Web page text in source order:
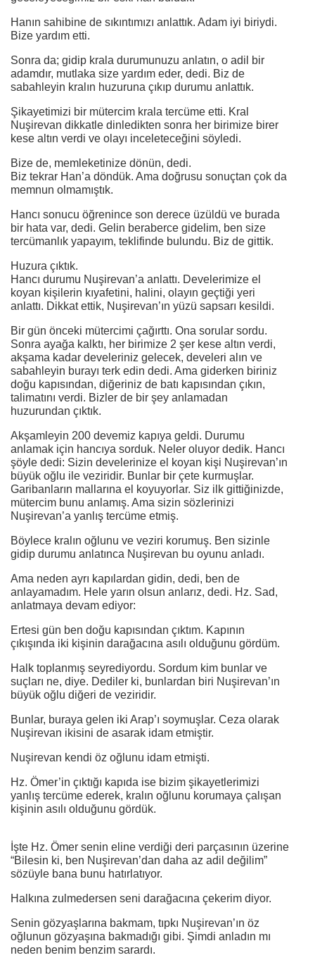
Hanın sahibine de sıkıntımızı anlattık. Adam iyi biriydi.
Bize yardım etti.
Sonra da; gidip krala durumunuzu anlatın, o adil bir
adamdır, mutlaka size yardım eder, dedi. Biz de
sabahleyin kralın huzuruna çıkıp durumu anlattık.
Şikayetimizi bir mütercim krala tercüme etti. Kral
Nuşirevan dikkatle dinledikten sonra her birimize birer
kese altın verdi ve olayı inceleteceğini söyledi.
Bize de, memleketinize dönün, dedi.
Biz tekrar Han’a döndük. Ama doğrusu sonuçtan çok da
memnun olmamıştık.
Hancı sonucu öğrenince son derece üzüldü ve burada
bir hata var, dedi. Gelin beraberce gidelim, ben size
tercümanlık yapayım, teklifinde bulundu. Biz de gittik.
Huzura çıktık.
Hancı durumu Nuşirevan’a anlattı. Develerimize el
koyan kişilerin kıyafetini, halini, olayın geçtiği yeri
anlattı. Dikkat ettik, Nuşirevan’ın yüzü sapsarı kesildi.
Bir gün önceki mütercimi çağırttı. Ona sorular sordu.
Sonra ayağa kalktı, her birimize 2 şer kese altın verdi,
akşama kadar develeriniz gelecek, develeri alın ve
sabahleyin burayı terk edin dedi. Ama giderken biriniz
doğu kapısından, diğeriniz de batı kapısından çıkın,
talimatını verdi. Bizler de bir şey anlamadan
huzurundan çıktık.
Akşamleyin 200 devemiz kapıya geldi. Durumu
anlamak için hancıya sorduk. Neler oluyor dedik. Hancı
şöyle dedi: Sizin develerinize el koyan kişi Nuşirevan’ın
büyük oğlu ile veziridir. Bunlar bir çete kurmuşlar.
Garibanların mallarına el koyuyorlar. Siz ilk gittiğinizde,
mütercim bunu anlamış. Ama sizin sözlerinizi
Nuşirevan’a yanlış tercüme etmiş.
Böylece kralın oğlunu ve veziri korumuş. Ben sizinle
gidip durumu anlatınca Nuşirevan bu oyunu anladı.
Ama neden ayrı kapılardan gidin, dedi, ben de
anlayamadım. Hele yarın olsun anlarız, dedi. Hz. Sad,
anlatmaya devam ediyor:
Ertesi gün ben doğu kapısından çıktım. Kapının
çıkışında iki kişinin darağacına asılı olduğunu gördüm.
Halk toplanmış seyrediyordu. Sordum kim bunlar ve
suçları ne, diye. Dediler ki, bunlardan biri Nuşirevan’ın
büyük oğlu diğeri de veziridir.
Bunlar, buraya gelen iki Arap’ı soymuşlar. Ceza olarak
Nuşirevan ikisini de asarak idam etmiştir.
Nuşirevan kendi öz oğlunu idam etmişti.
Hz. Ömer’in çıktığı kapıda ise bizim şikayetlerimizi
yanlış tercüme ederek, kralın oğlunu korumaya çalışan
kişinin asılı olduğunu gördük.
İşte Hz. Ömer senin eline verdiği deri parçasının üzerine
“Bilesin ki, ben Nuşirevan’dan daha az adil değilim”
sözüyle bana bunu hatırlatıyor.
Halkına zulmedersen seni darağacına çekerim diyor.
Senin gözyaşlarına bakmam, tıpkı Nuşirevan’ın öz
oğlunun gözyaşına bakmadığı gibi. Şimdi anladın mı
neden benim benzim sarardı.